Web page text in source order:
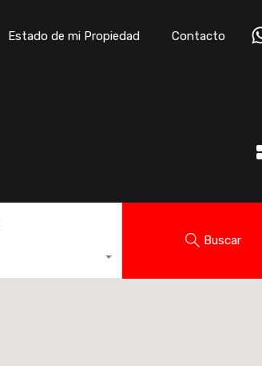
Estado de mi Propiedad Contacto
Estado de mi Propiedad Contacto
Buscar